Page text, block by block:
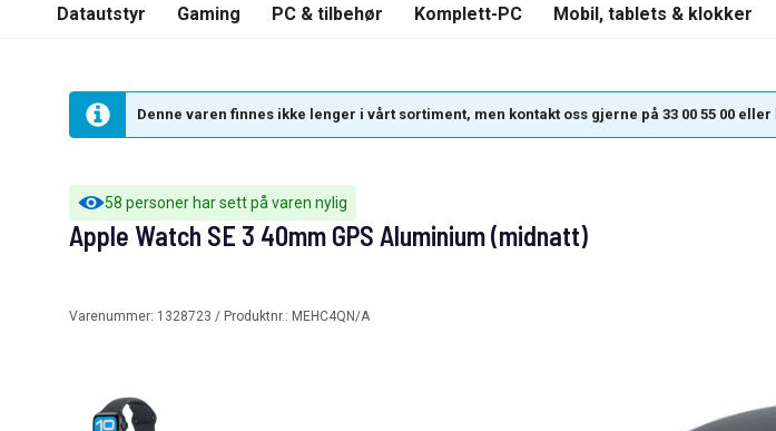
Datautstyr Gaming PC & tilbehør Komplett-PC Mobil, tablets & klokker
Denne varen finnes ikke lenger i vårt sortiment, men kontakt oss gjerne på 33 00 55 00 eller
58 personer har sett på varen nylig
Apple Watch SE 3 40mm GPS Aluminium (midnatt)
Varenummer: 1328723 / Produktnr.: MEHC4QN/A